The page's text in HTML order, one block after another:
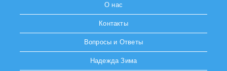
О нас
Контакты
Вопросы и Ответы
Надежда Зима